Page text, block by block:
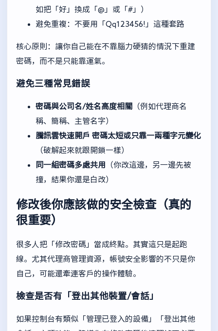
如把「好」換成「@」或「#」）
避免重複：不要用「Qq123456!」這種套路
核心原則：讓你自己能在不靠腦力硬猜的情況下重建
密碼，而不是只能靠運氣。
避免三種常見錯誤
密碼與公司名/姓名高度相關
（例如代理商名
稱、簡稱、主管名字）
騰訊雲快速開戶 密碼太短或只靠一兩種字元變化
（破解起來就跟開鎖一樣）
同一組密碼多處共用
（你改這邊，另一邊先被
撞，結果你還是白改）
修改後你應該做的安全檢查（真的
很重要）
很多人把「修改密碼」當成終點。其實這只是起跑
線。尤其代理商管理資源，帳號安全影響的不只是你
自己，可能還牽連客戶的操作體驗。
檢查是否有「登出其他裝置/會話」
如果控制台有類似「管理已登入的設備」「登出其他